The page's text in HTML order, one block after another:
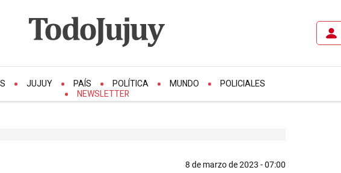
JUJUY PAÍS POLÍTICA MUNDO
POLICIALES
NEWSLETTER
8 de marzo de 2023 - 07:00